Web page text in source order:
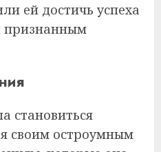
ей достичь успеха
признанным
становиться
своим остроумным